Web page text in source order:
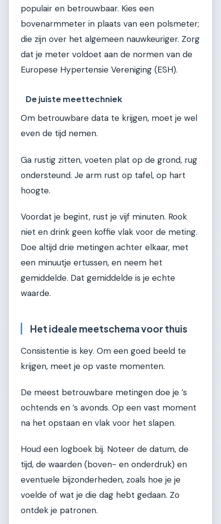
populair en betrouwbaar. Kies een
bovenarmmeter in plaats van een polsmeter;
die zijn over het algemeen nauwkeuriger. Zorg
dat je meter voldoet aan de normen van de
Europese Hypertensie Vereniging (ESH).
De juiste meettechniek
Om betrouwbare data te krijgen, moet je wel
even de tijd nemen.
Ga rustig zitten, voeten plat op de grond, rug
ondersteund. Je arm rust op tafel, op hart
hoogte.
Voordat je begint, rust je vijf minuten. Rook
niet en drink geen koffie vlak voor de meting.
Doe altijd drie metingen achter elkaar, met
een minuutje ertussen, en neem het
gemiddelde. Dat gemiddelde is je echte
waarde.
Het ideale meetschema voor thuis
Consistentie is key. Om een goed beeld te
krijgen, meet je op vaste momenten.
De meest betrouwbare metingen doe je ’s
ochtends en ’s avonds. Op een vast moment
na het opstaan en vlak voor het slapen.
Houd een logboek bij. Noteer de datum, de
tijd, de waarden (boven- en onderdruk) en
eventuele bijzonderheden, zoals hoe je je
voelde of wat je die dag hebt gedaan. Zo
ontdek je patronen.